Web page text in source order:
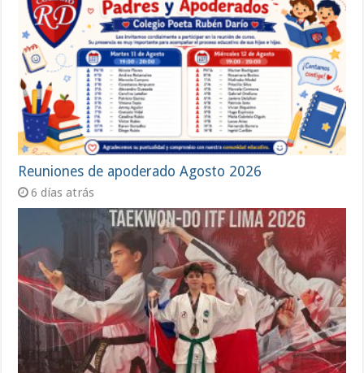
Reuniones de apoderado Agosto 2026
6 días atrás